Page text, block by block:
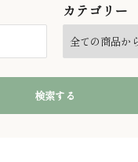
カテゴリー
検索する